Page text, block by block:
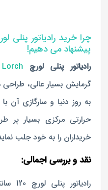
پیشنهاد می دهیم!
رادیاتور پنلی لورچ
گرمایش بسیار عالی، طراحی
به روز دنیا و سارگازی آن
حرارتی مرکزی بسیار پر
خریداران را به خود جلب
نقد و بررسی اجمالی: